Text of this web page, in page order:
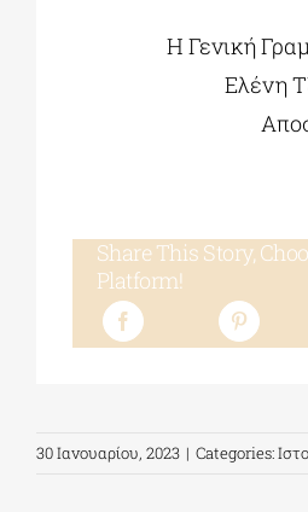
Η Γενική
Ελένη
Share This Story,
Platform!
30 Ιανουαρίου, 2023 | Categories: